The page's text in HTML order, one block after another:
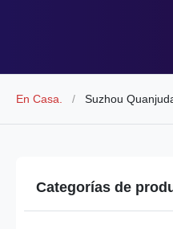
En Casa. / Suzhou
Categorías de